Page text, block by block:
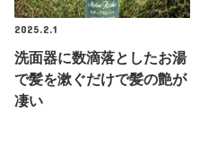
2025.2.1
洗面器に数滴落としたお湯
で髪を漱ぐだけで髪の艶が
凄い